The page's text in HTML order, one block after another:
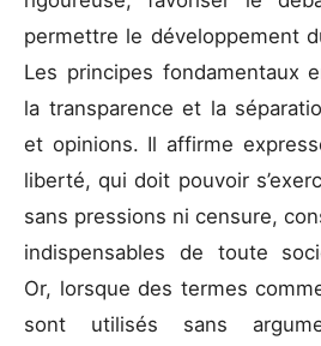
permettre le développement
Les principes fondamentaux
la transparence et la
et opinions. Il affirme
liberté, qui doit pouvoir
sans pressions ni censure,
indispensables de toute
Or, lorsque des termes
sont utilisés sans